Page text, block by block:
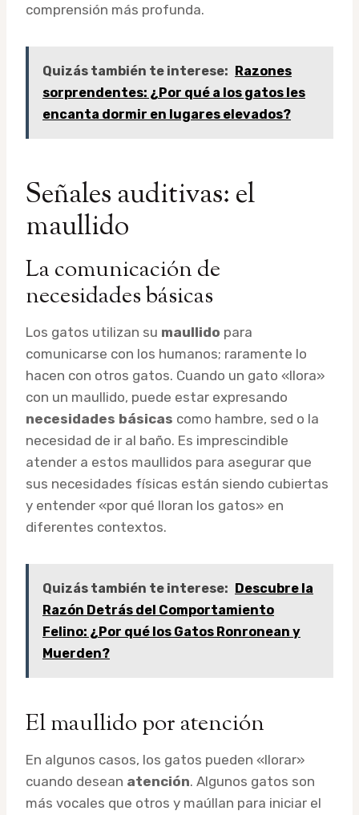
comprensión más profunda.
Quizás también te interese: Razones
sorprendentes: ¿Por qué a los gatos les
encanta dormir en lugares elevados?
Señales auditivas: el
maullido
La comunicación de
necesidades básicas
Los gatos utilizan su maullido para
comunicarse con los humanos; raramente lo
hacen con otros gatos. Cuando un gato «llora»
con un maullido, puede estar expresando
necesidades básicas como hambre, sed o la
necesidad de ir al baño. Es imprescindible
atender a estos maullidos para asegurar que
sus necesidades físicas están siendo cubiertas
y entender «por qué lloran los gatos» en
diferentes contextos.
Quizás también te interese: Descubre la
Razón Detrás del Comportamiento
Felino: ¿Por qué los Gatos Ronronean y
Muerden?
El maullido por atención
En algunos casos, los gatos pueden «llorar»
cuando desean atención. Algunos gatos son
más vocales que otros y maúllan para iniciar el